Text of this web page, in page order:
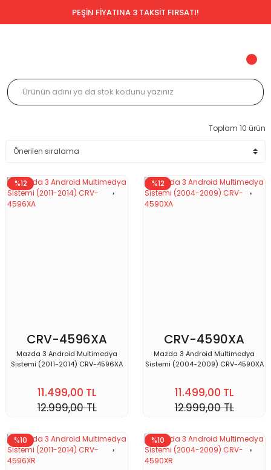
PEŞİN FİYATINA 3 TAKSİT FIRSATI!
Toplam 10 ürün
%12
CRV-4596XA
Mazda 3 Android Multimedya
Sistemi (2011-2014) CRV-4596XA
11.499,00 TL
12.999,00 TL
%12
CRV-4590XA
Mazda 3 Android Multimedya
Sistemi (2004-2009) CRV-4590XA
11.499,00 TL
12.999,00 TL
%10 %10